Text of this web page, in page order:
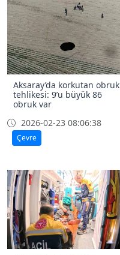
Aksaray’da korkutan obruk
tehlikesi: 9’u büyük 86
obruk var
2026-02-23 08:06:38
Çevre